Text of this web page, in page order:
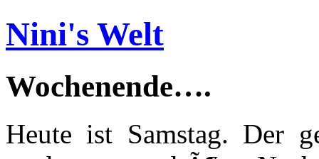
Nini's Welt
Wochenende….
Heute ist Samstag. Der